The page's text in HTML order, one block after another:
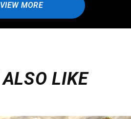
VIEW MORE
LIKE